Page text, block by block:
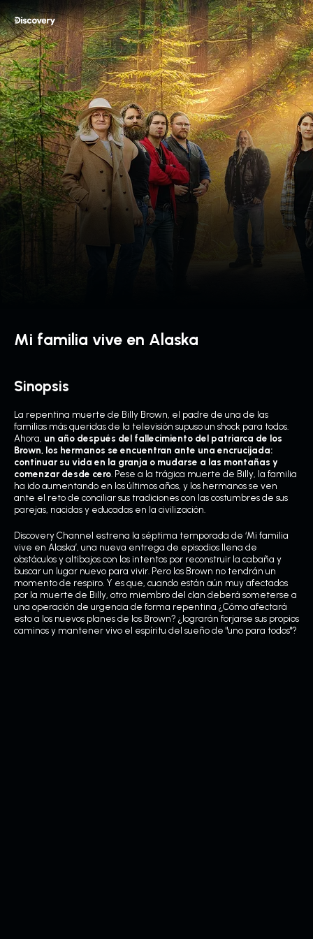
Mi familia vive en Alaska
Sinopsis
La repentina muerte de Billy Brown, el padre de una de las
familias más queridas de la televisión supuso un shock para todos.
Ahora, un año después del fallecimiento del patriarca de los
Brown, los hermanos se encuentran ante una encrucijada:
continuar su vida en la granja o mudarse a las montañas y
comenzar desde cero . Pese a la trágica muerte de Billy, la familia
ha ido aumentando en los últimos años, y los hermanos se ven
ante el reto de conciliar sus tradiciones con las costumbres de sus
parejas, nacidas y educadas en la civilización.
Discovery Channel estrena la séptima temporada de ‘Mi familia
vive en Alaska’, una nueva entrega de episodios llena de
obstáculos y altibajos con los intentos por reconstruir la cabaña y
buscar un lugar nuevo para vivir. Pero los Brown no tendrán un
momento de respiro. Y es que, cuando están aún muy afectados
por la muerte de Billy, otro miembro del clan deberá someterse a
una operación de urgencia de forma repentina ¿Cómo afectará
esto a los nuevos planes de los Brown? ¿lograrán forjarse sus propios
caminos y mantener vivo el espíritu del sueño de "uno para todos"?